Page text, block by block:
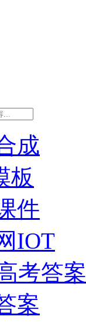
成
板
件
IOT
考答案
案